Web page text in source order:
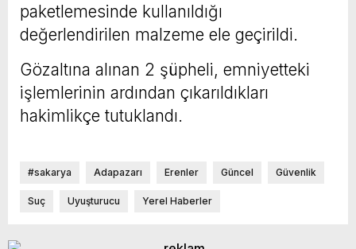
paketlemesinde kullanıldığı
değerlendirilen malzeme ele geçirildi.
Gözaltına alınan 2 şüpheli, emniyetteki
işlemlerinin ardından çıkarıldıkları
hakimlikçe tutuklandı.
#sakarya Adapazarı Erenler Güncel Güvenlik
Suç Uyuşturucu Yerel Haberler